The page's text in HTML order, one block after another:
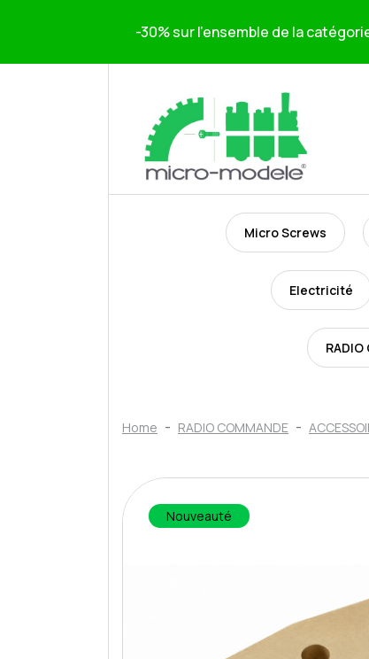
-30% sur l'ensemble de la
Micro Screws
Electricité
RADIO
Home RADIO COMMANDE
Nouveauté